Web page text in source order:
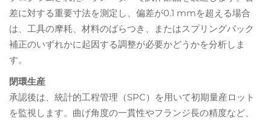
差に対する重要寸法を測定し、偏差が0.1 mmを超える場合
は、工具の摩耗、材料のばらつき、またはスプリングバック
補正のいずれかに起因する調整が必要かどうかを分析しま
す。
閉環生産
承認後は、統計的工程管理（SPC）を用いて初期量産ロット
を監視します。曲げ角度の一貫性やフランジ長の精度など、